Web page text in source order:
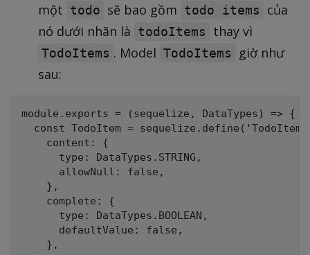
một todo sẽ bao gồm todo items
của
nó dưới nhãn là todoItems thay vì
TodoItems . Model TodoItems
giờ như
sau:
module.exports = (sequelize, DataTypes) => {
const TodoItem =
    content: {
      type: DataTypes.STRING,
      allowNull: false,
    },
    complete: {
      type: DataTypes.BOOLEAN,
      defaultValue: false,
    },